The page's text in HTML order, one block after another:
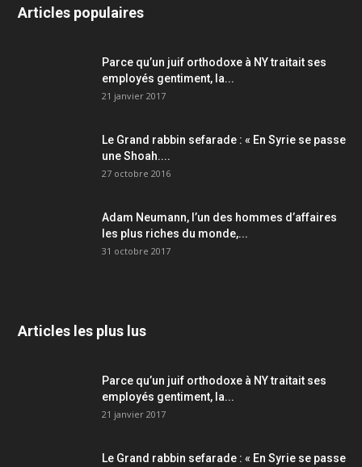
Articles populaires
Parce qu’un juif orthodoxe à NY traitait ses
employés gentiment, la...
21 janvier 2017
Le Grand rabbin sefarade : « En Syrie se passe
une Shoah....
27 octobre 2016
Adam Neumann, l’un des hommes d’affaires
les plus riches du monde,...
31 octobre 2017
Articles les plus lus
Parce qu’un juif orthodoxe à NY traitait ses
employés gentiment, la...
21 janvier 2017
Le Grand rabbin sefarade : « En Syrie se passe